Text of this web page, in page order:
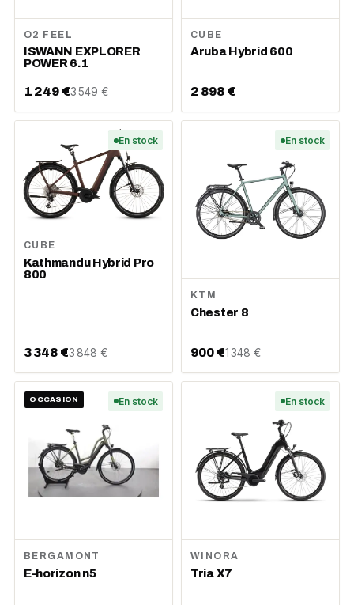
O2 FEEL
ISWANN EXPLORER
POWER 6.1
1 249 €3 549 €
CUBE
Aruba Hybrid 600
2 898 €
En stock
CUBE
Kathmandu Hybrid Pro
800
3 348 €3 848 €
En stock
KTM
Chester 8
900 €1 348 €
OCCASION En stock
BERGAMONT
E-horizon n5
En stock
WINORA
Tria X7